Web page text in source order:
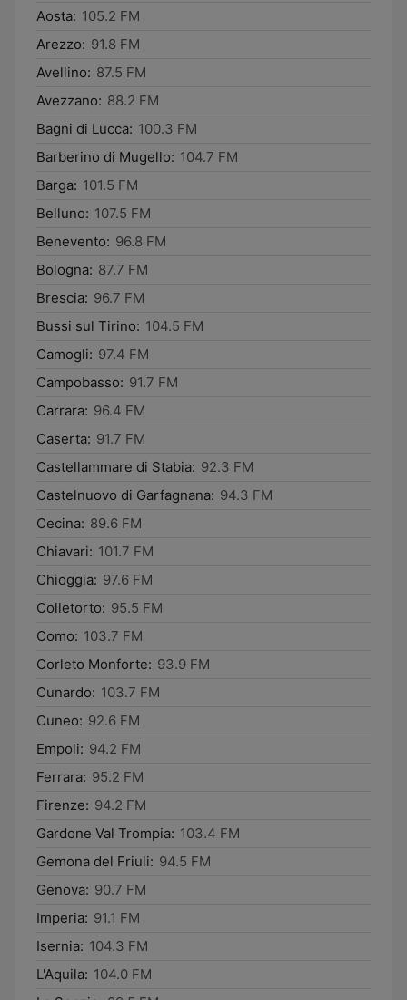
Aosta: 105.2 FM
Arezzo: 91.8 FM
Avellino: 87.5 FM
Avezzano: 88.2 FM
Bagni di Lucca: 100.3 FM
Barberino di Mugello: 104.7 FM
Barga: 101.5 FM
Belluno: 107.5 FM
Benevento: 96.8 FM
Bologna: 87.7 FM
Brescia: 96.7 FM
Bussi sul Tirino: 104.5 FM
Camogli: 97.4 FM
Campobasso: 91.7 FM
Carrara: 96.4 FM
Caserta: 91.7 FM
Castellammare di Stabia: 92.3 FM
Castelnuovo di Garfagnana: 94.3 FM
Cecina: 89.6 FM
Chiavari: 101.7 FM
Chioggia: 97.6 FM
Colletorto: 95.5 FM
Como: 103.7 FM
Corleto Monforte: 93.9 FM
Cunardo: 103.7 FM
Cuneo: 92.6 FM
Empoli: 94.2 FM
Ferrara: 95.2 FM
Firenze: 94.2 FM
Gardone Val Trompia: 103.4 FM
Gemona del Friuli: 94.5 FM
Genova: 90.7 FM
Imperia: 91.1 FM
Isernia: 104.3 FM
L'Aquila: 104.0 FM